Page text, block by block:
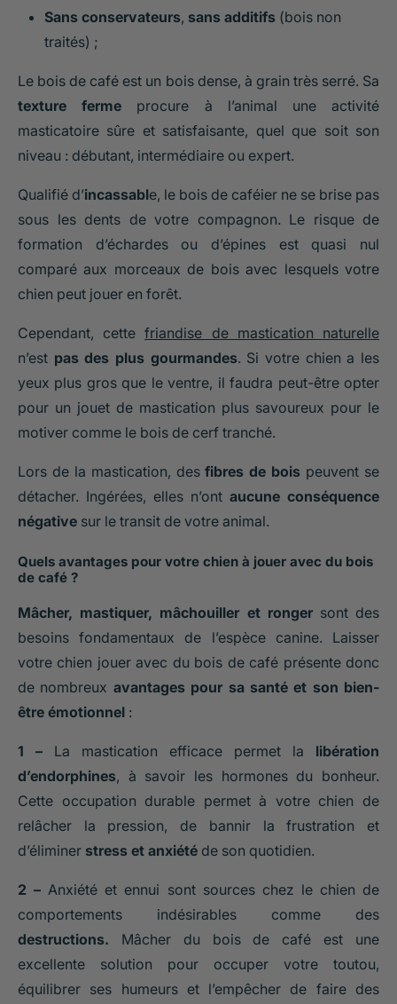
Sans conservateurs, sans additifs (bois non
traités) ;
Le bois de café est un bois dense, à grain très serré. Sa
texture ferme procure à l’animal une activité
masticatoire sûre et satisfaisante, quel que soit son
niveau : débutant, intermédiaire ou expert.
Qualifié d’incassable, le bois de caféier ne se brise pas
sous les dents de votre compagnon. Le risque de
formation d’échardes ou d’épines est quasi nul
comparé aux morceaux de bois avec lesquels votre
chien peut jouer en forêt.
Cependant, cettefriandise de mastication naturelle
n’est pas des plus gourmandes. Si votre chien a les
yeux plus gros que le ventre, il faudra peut-être opter
pour un jouet de mastication plus savoureux pour le
motiver comme le bois de cerf tranché.
Lors de la mastication, desfibres de bois peuvent se
détacher. Ingérées, elles n’ont aucune conséquence
négative sur le transit de votre animal.
Quels avantages pour votre chien à jouer avec du bois
de café ?
Mâcher, mastiquer, mâchouiller et ronger sont des
besoins fondamentaux de l’espèce canine. Laisser
votre chien jouer avec du bois de café présente donc
de nombreux avantages pour sa santé et son bien-
être émotionnel :
1 – La mastication efficace permet la libération
d’endorphines, à savoir les hormones du bonheur.
Cette occupation durable permet à votre chien de
relâcher la pression, de bannir la frustration et
d’éliminer stress et anxiété de son quotidien.
2 – Anxiété et ennui sont sources chez le chien de
comportements indésirables comme des
destructions. Mâcher du bois de café est une
excellente solution pour occuper votre toutou,
équilibrer ses humeurs et l’empêcher de faire des